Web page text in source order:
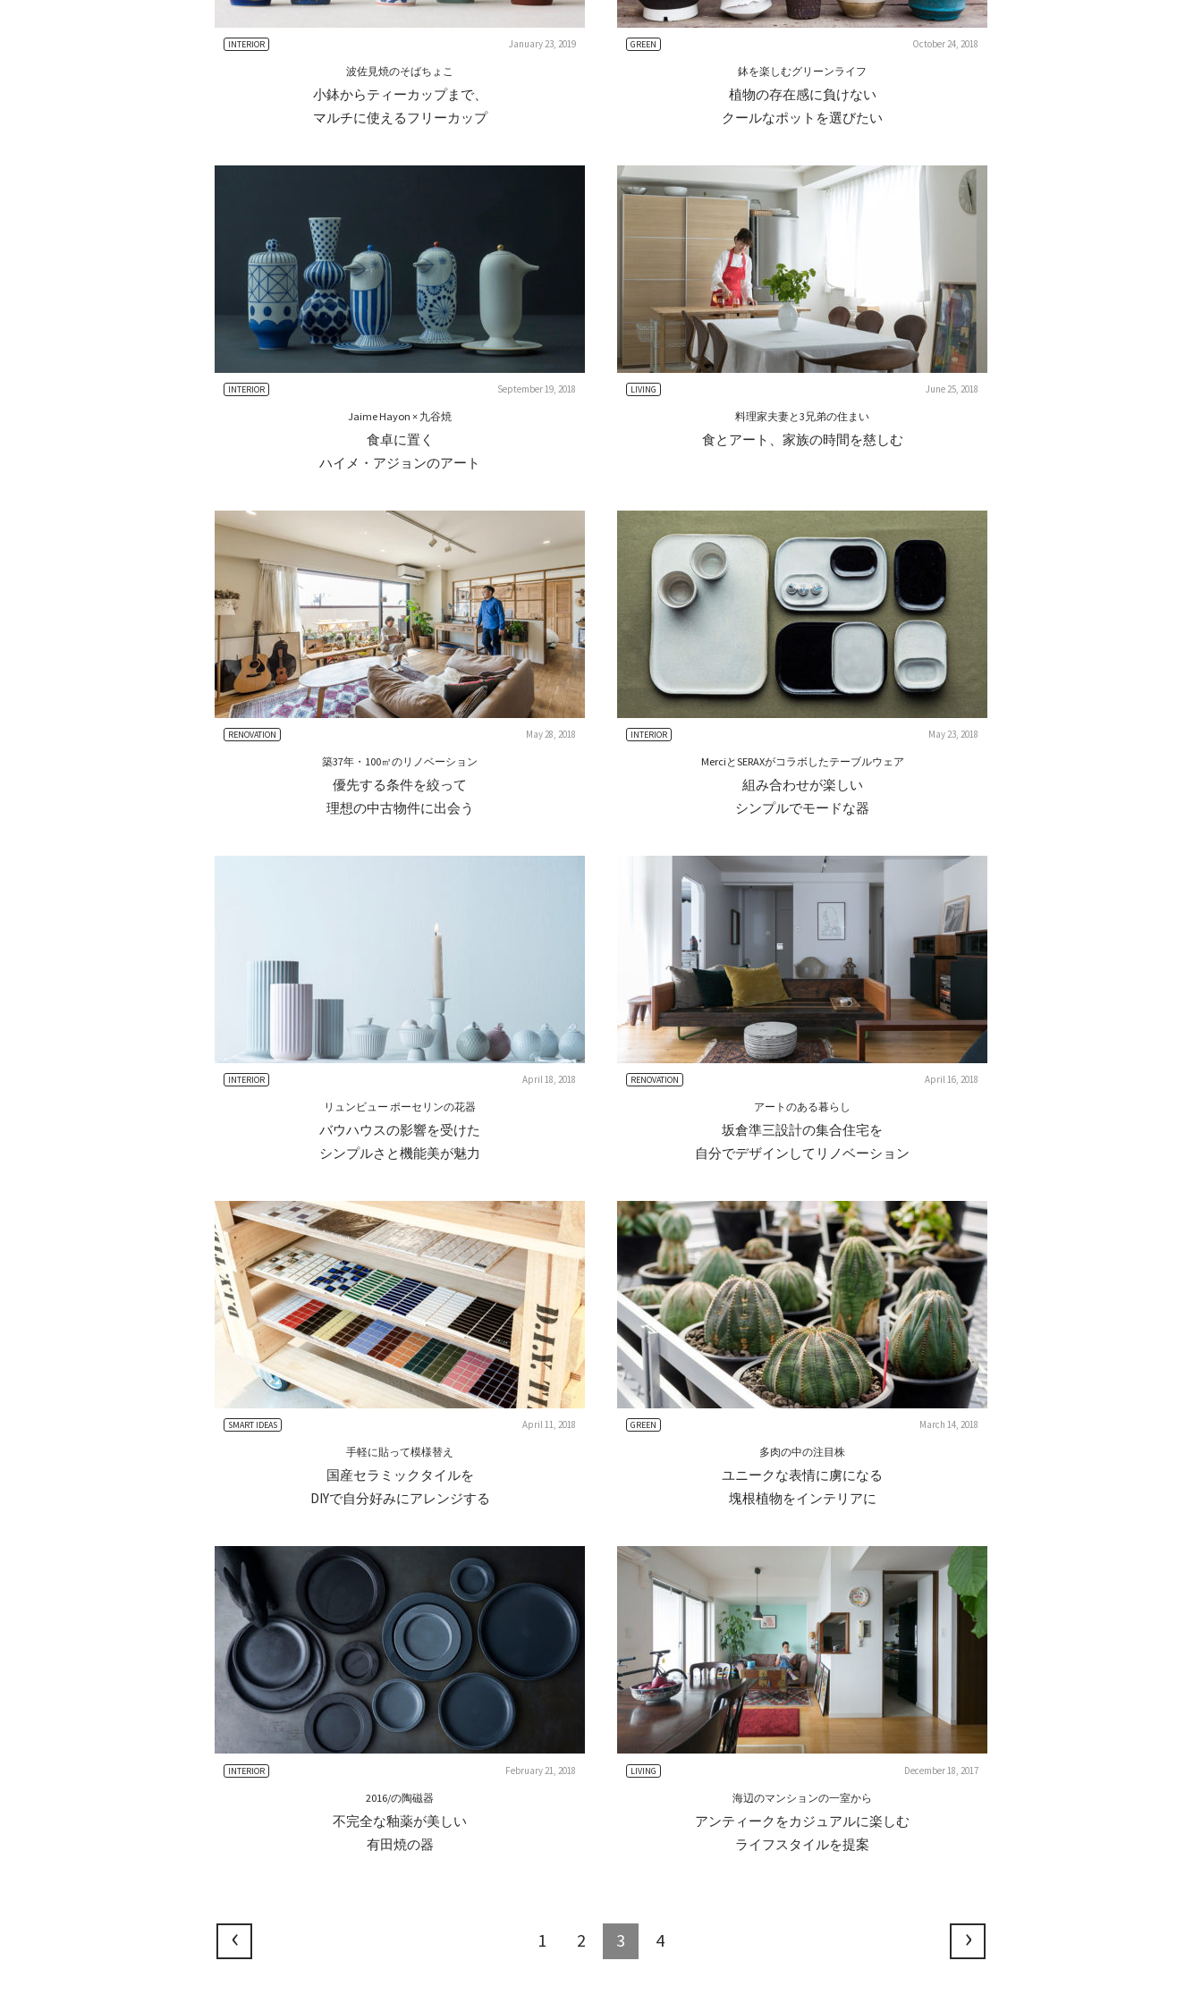
INTERIOR January 23, 2019
波佐見焼のそばちょこ
小鉢からティーカップまで、
マルチに使えるフリーカップ
GREEN October 24, 2018
鉢を楽しむグリーンライフ
植物の存在感に負けない
クールなポットを選びたい
INTERIOR September 19, 2018
Jaime Hayon × 九谷焼
食卓に置く
ハイメ・アジョンのアート
LIVING June 25, 2018
料理家夫妻と3兄弟の住まい
食とアート、家族の時間を慈しむ
RENOVATION May 28, 2018
築37年・100㎡のリノベーション
優先する条件を絞って
理想の中古物件に出会う
INTERIOR May 23, 2018
MerciとSERAXがコラボしたテーブルウェア
組み合わせが楽しい
シンプルでモードな器
INTERIOR April 18, 2018
リュンビュー ポーセリンの花器
バウハウスの影響を受けた
シンプルさと機能美が魅力
RENOVATION April 16, 2018
アートのある暮らし
坂倉準三設計の集合住宅を
自分でデザインしてリノベーション
SMART IDEAS April 11, 2018
手軽に貼って模様替え
国産セラミックタイルを
DIYで自分好みにアレンジする
GREEN March 14, 2018
多肉の中の注目株
ユニークな表情に虜になる
塊根植物をインテリアに
INTERIOR February 21, 2018
2016/の陶磁器
不完全な釉薬が美しい
有田焼の器
LIVING December 18, 2017
海辺のマンションの一室から
アンティークをカジュアルに楽しむ
ライフスタイルを提案
1 2 3 4